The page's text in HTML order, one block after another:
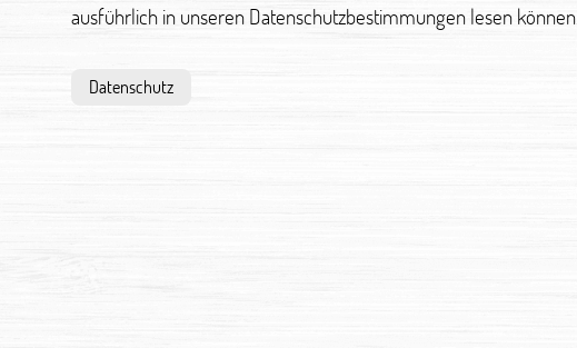
ausführlich in unseren Datenschutzbestimmungen lesen können.
Datenschutz